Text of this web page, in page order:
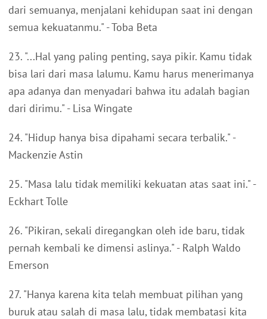
dari semuanya, menjalani kehidupan saat ini dengan
semua kekuatanmu." - Toba Beta
23. "...Hal yang paling penting, saya pikir. Kamu tidak
bisa lari dari masa lalumu. Kamu harus menerimanya
apa adanya dan menyadari bahwa itu adalah bagian
dari dirimu." - Lisa Wingate
24. "Hidup hanya bisa dipahami secara terbalik." -
Mackenzie Astin
25. "Masa lalu tidak memiliki kekuatan atas saat ini." -
Eckhart Tolle
26. "Pikiran, sekali diregangkan oleh ide baru, tidak
pernah kembali ke dimensi aslinya." - Ralph Waldo
Emerson
27. "Hanya karena kita telah membuat pilihan yang
buruk atau salah di masa lalu, tidak membatasi kita